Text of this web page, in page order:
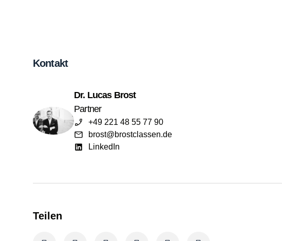
Kontakt
Dr. Lucas Brost
Partner
+49 221 48 55 77 90
brost@brostclassen.de
LinkedIn
Teilen